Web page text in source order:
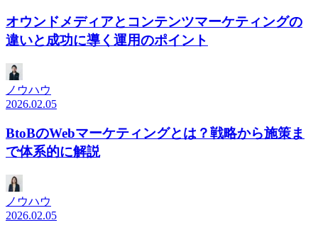
オウンドメディアとコンテンツマーケティングの
違いと成功に導く運用のポイント
ノウハウ
2026.02.05
BtoBのWebマーケティングとは？戦略から施策ま
で体系的に解説
ノウハウ
2026.02.05